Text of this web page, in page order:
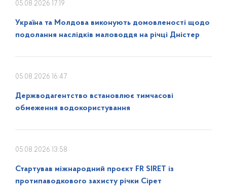
05.08.2026 17:19
Україна та Молдова виконують домовленості щодо
подолання наслідків маловоддя на річці Дністер
05.08.2026 16:47
Держводагентство встановлює тимчасові
обмеження водокористування
05.08.2026 13:58
Стартував міжнародний проєкт FR SIRET із
протипаводкового захисту річки Сірет